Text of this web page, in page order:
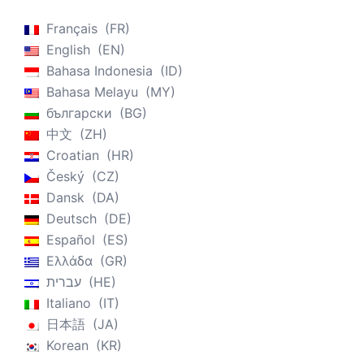
Français
FR
English
EN
Bahasa Indonesia
ID
Bahasa Melayu
MY
български
BG
中文
ZH
Croatian
HR
Český
CZ
Dansk
DA
Deutsch
DE
Español
ES
Ελλάδα
GR
עברית
HE
Italiano
IT
日本語
JA
Korean
KR